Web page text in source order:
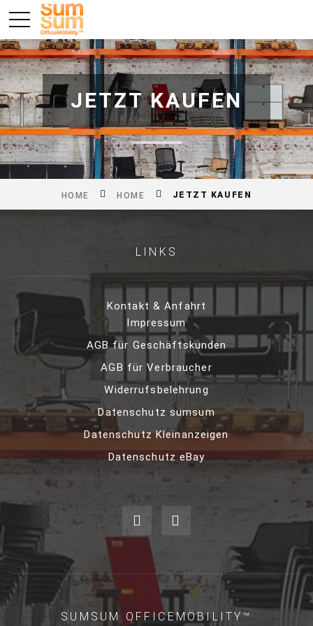
JETZT KAUFEN
HOME HOME JETZT KAUFEN
LINKS
Kontakt & Anfahrt
Impressum
AGB für Geschäftskunden
AGB für Verbraucher
Widerrufsbelehrung
Datenschutz sumsum
Datenschutz Kleinanzeigen
Datenschutz eBay
SUMSUM OFFICEMÖBILITY™